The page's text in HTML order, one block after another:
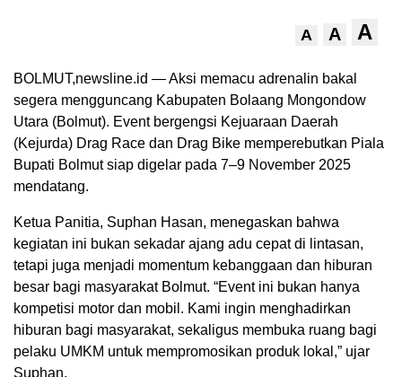
A A A
BOLMUT,newsline.id — Aksi memacu adrenalin bakal
segera mengguncang Kabupaten Bolaang Mongondow
Utara (Bolmut). Event bergengsi Kejuaraan Daerah
(Kejurda) Drag Race dan Drag Bike memperebutkan Piala
Bupati Bolmut siap digelar pada 7–9 November 2025
mendatang.
Ketua Panitia, Suphan Hasan, menegaskan bahwa
kegiatan ini bukan sekadar ajang adu cepat di lintasan,
tetapi juga menjadi momentum kebanggaan dan hiburan
besar bagi masyarakat Bolmut. “Event ini bukan hanya
kompetisi motor dan mobil. Kami ingin menghadirkan
hiburan bagi masyarakat, sekaligus membuka ruang bagi
pelaku UMKM untuk mempromosikan produk lokal,” ujar
Suphan.